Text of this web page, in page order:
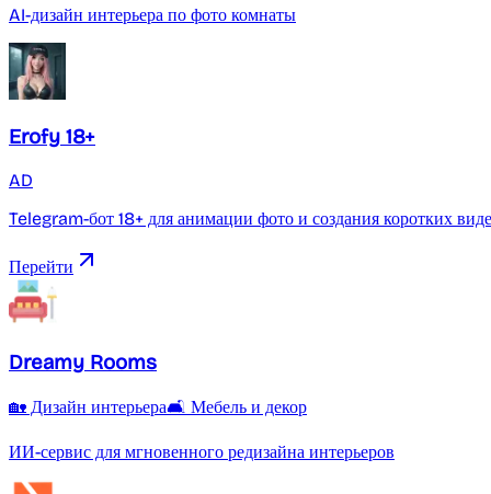
AI-дизайн интерьера по фото комнаты
Erofy 18+
AD
Telegram-бот 18+ для анимации фото и создания коротких
Перейти
Dreamy Rooms
🏡 Дизайн интерьера🛋️ Мебель и декор
ИИ-сервис для мгновенного редизайна интерьеров